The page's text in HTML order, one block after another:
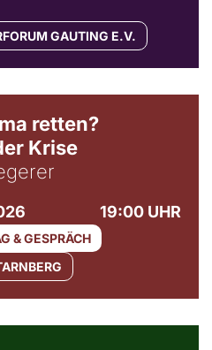
GAUTING E.V.
retten?
Krise
19:00 UHR
& GESPRÄCH